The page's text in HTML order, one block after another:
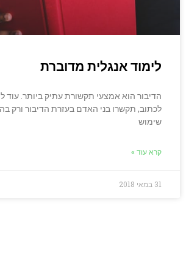
לימוד אנגלית מדוברת
הדיבור הוא אמצעי תקשורת עתיק ביותר. עוד
לכתוב, תקשרו בני האדם בעזרת הדיבור ורק
שימוש
קרא עוד »
31 במאי 2018